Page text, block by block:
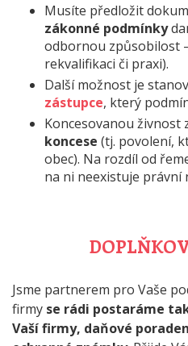
Musíte předložit
zákonné podmínky
odbornou způsobilost
rekvalifikaci či praxi).
Další možnost je
zástupce, který
Koncesovanou živnost
koncese (tj. povolení,
obec). Na rozdíl od
na ni neexistuje právní
Jsme partnerem pro Vaše
firmy se rádi postaráme
Vaší firmy, daňové